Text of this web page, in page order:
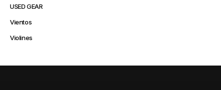
USED GEAR
Vientos
Violines